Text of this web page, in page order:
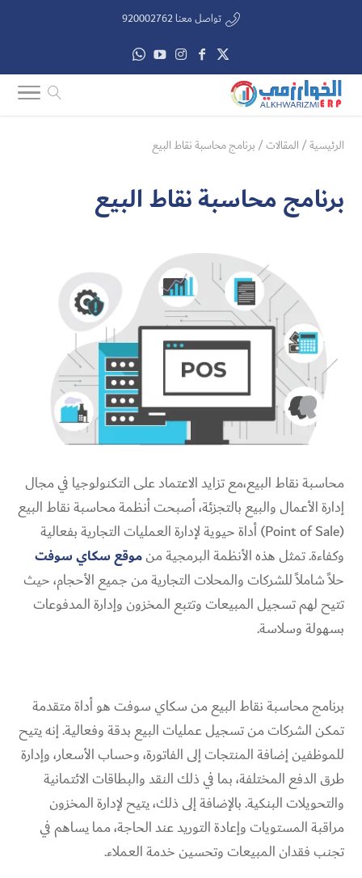
تواصل معنا 920002762
الرئيسية/ المقالات/ برنامج محاسبة نقاط البيع
برنامج محاسبة نقاط البيع
محاسبة نقاط البيع،مع تزايد الاعتماد على التكنولوجيا في مجال
إدارة الأعمال والبيع بالتجزئة، أصبحت أنظمة محاسبة نقاط البيع
(Point of Sale) أداة حيوية لإدارة العمليات التجارية بفعالية
وكفاءة. تمثل هذه الأنظمة البرمجية منموقع سكاي سوفت
حلاً شاملاً للشركات والمحلات التجارية من جميع الأحجام، حيث
تتيح لهم تسجيل المبيعات وتتبع المخزون وإدارة المدفوعات
بسهولة وسلاسة.
برنامج محاسبة نقاط البيع من سكاي سوفت هو أداة متقدمة
تمكن الشركات من تسجيل عمليات البيع بدقة وفعالية. إنه يتيح
للموظفين إضافة المنتجات إلى الفاتورة، وحساب الأسعار، وإدارة
طرق الدفع المختلفة، بما في ذلك النقد والبطاقات الائتمانية
والتحويلات البنكية. بالإضافة إلى ذلك، يتيح لإدارة المخزون
مراقبة المستويات وإعادة التوريد عند الحاجة، مما يساهم في
تجنب فقدان المبيعات وتحسين خدمة العملاء.